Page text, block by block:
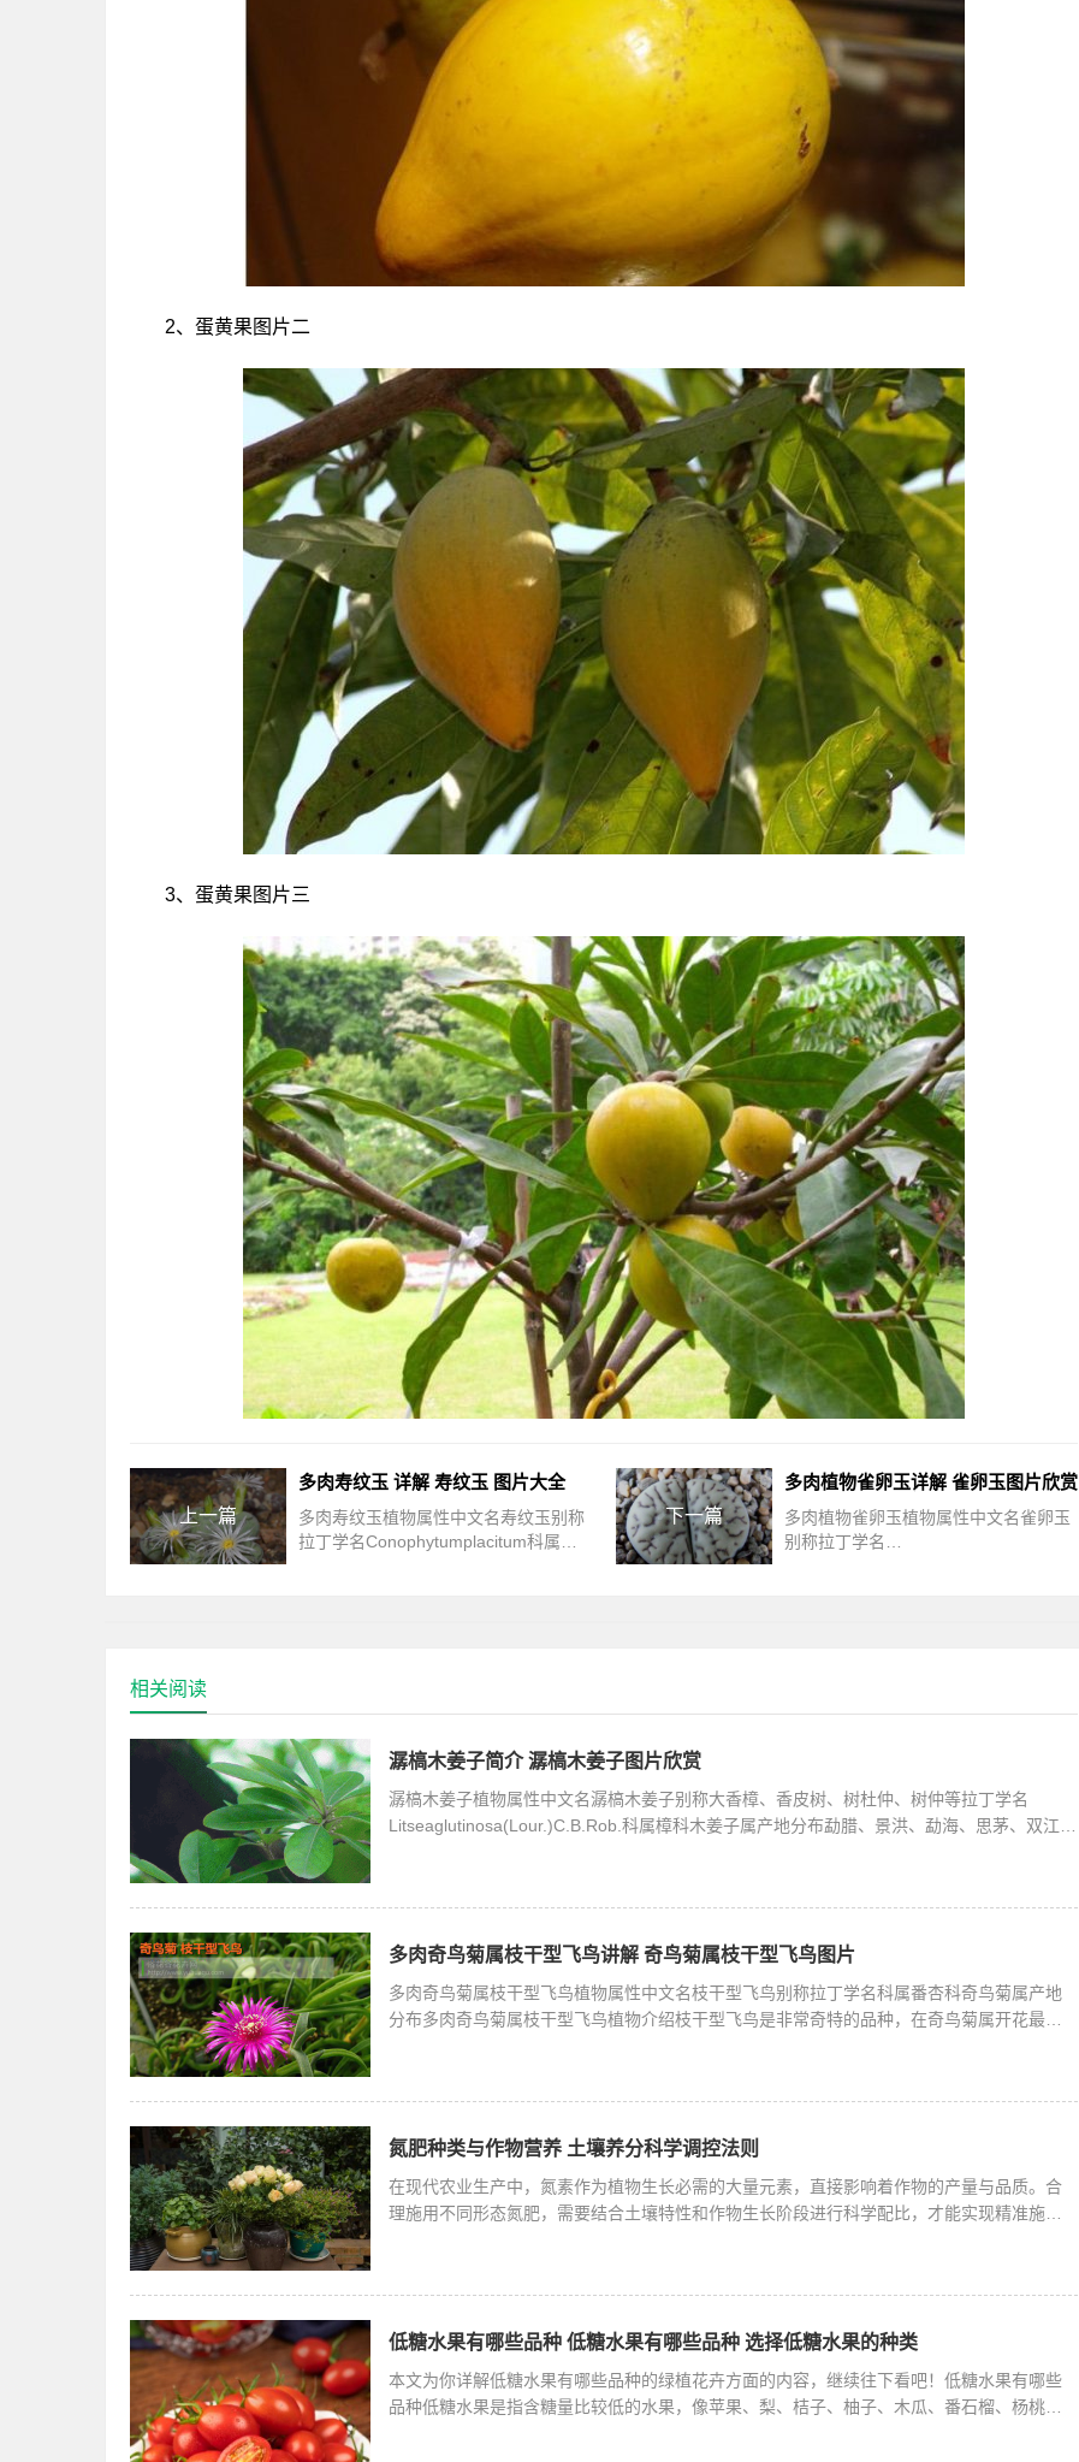
2、蛋黄果图片二
3、蛋黄果图片三
上一篇
多肉寿纹玉 详解 寿纹玉 图片大全
多肉寿纹玉植物属性中文名寿纹玉别称
拉丁学名Conophytumplacitum科属番
下一篇
多肉植物雀卵玉详解 雀卵玉图片欣赏
多肉植物雀卵玉植物属性中文名雀卵玉
别称拉丁学名
相关阅读
潺槁木姜子简介 潺槁木姜子图片欣赏
潺槁木姜子植物属性中文名潺槁木姜子别称大香樟、香皮树、树杜仲、树仲等拉丁学名
Litseaglutinosa(Lour.)C.B.Rob.科属樟科木姜子属产地分布勐腊、景洪、勐海、思茅、双江等
多肉奇鸟菊属枝干型飞鸟讲解 奇鸟菊属枝干型飞鸟图片
多肉奇鸟菊属枝干型飞鸟植物属性中文名枝干型飞鸟别称拉丁学名科属番杏科奇鸟菊属产地
分布多肉奇鸟菊属枝干型飞鸟植物介绍枝干型飞鸟是非常奇特的品种，在奇鸟菊属开花最
氮肥种类与作物营养 土壤养分科学调控法则
在现代农业生产中，氮素作为植物生长必需的大量元素，直接影响着作物的产量与品质。合
理施用不同形态氮肥，需要结合土壤特性和作物生长阶段进行科学配比，才能实现精准施肥
低糖水果有哪些品种 低糖水果有哪些品种 选择低糖水果的种类
本文为你详解低糖水果有哪些品种的绿植花卉方面的内容，继续往下看吧！低糖水果有哪些
品种低糖水果是指含糖量比较低的水果，像苹果、梨、桔子、柚子、木瓜、番石榴、杨桃、